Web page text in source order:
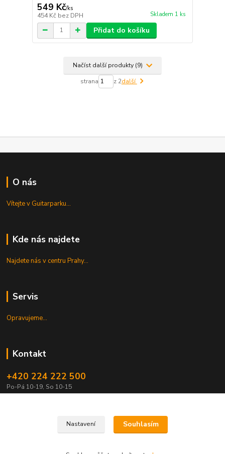
549 Kč/ks
454 Kč bez DPH Skladem 1 ks
Přidat do košíku
Načíst další produkty (9)
strana z 2další
O nás
Vítejte v Guitarparku...
Kde nás najdete
Najdete nás v centru Prahy...
Servis
Opravujeme...
Kontakt
+420 224 222 500
Po-Pá 10-19, So 10-15
Nastavení Souhlasím